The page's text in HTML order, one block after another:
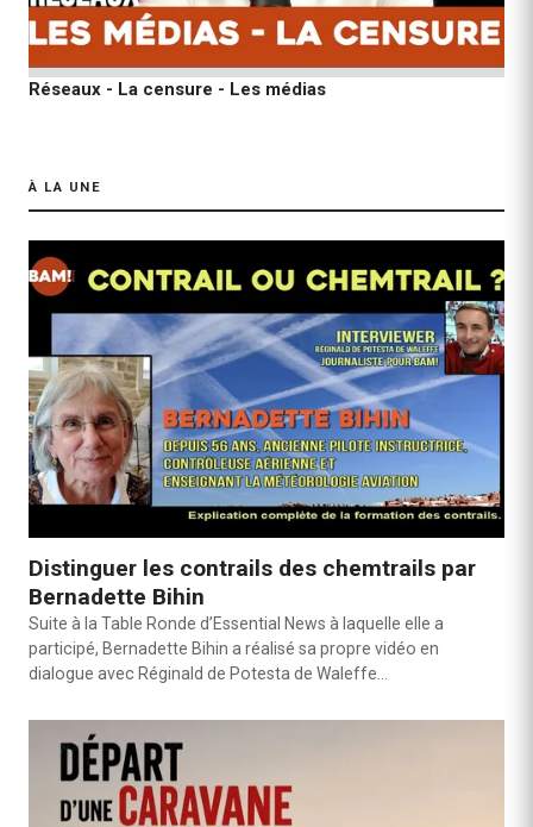
Réseaux - La censure - Les médias
À LA UNE
Distinguer les contrails des chemtrails par
Bernadette Bihin
Suite à la Table Ronde d’Essential News à laquelle elle a
participé, Bernadette Bihin a réalisé sa propre vidéo en
dialogue avec Réginald de Potesta de Waleffe…